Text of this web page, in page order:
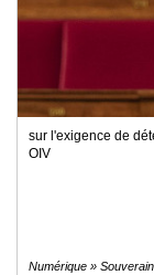
sur l'exigence de
OIV
Numérique »